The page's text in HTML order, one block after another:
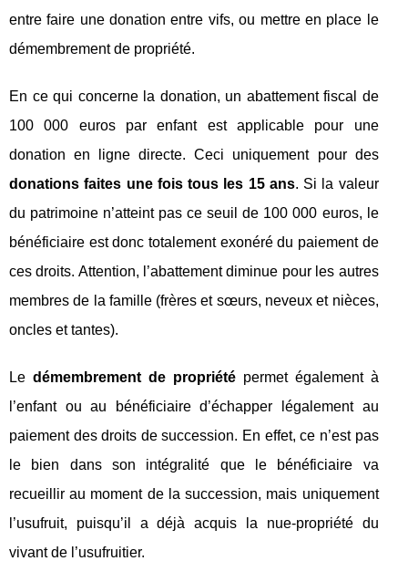
entre faire une donation entre vifs, ou mettre en place le
démembrement de propriété.
En ce qui concerne la donation, un abattement fiscal de
100 000 euros par enfant est applicable pour une
donation en ligne directe. Ceci uniquement pour des
donations faites une fois tous les 15 ans. Si la valeur
du patrimoine n’atteint pas ce seuil de 100 000 euros, le
bénéficiaire est donc totalement exonéré du paiement de
ces droits. Attention, l’abattement diminue pour les autres
membres de la famille (frères et sœurs, neveux et nièces,
oncles et tantes).
Le démembrement de propriétépermet également à
l’enfant ou au bénéficiaire d’échapper légalement au
paiement des droits de succession. En effet, ce n’est pas
le bien dans son intégralité que le bénéficiaire va
recueillir au moment de la succession, mais uniquement
l’usufruit, puisqu’il a déjà acquis la nue-propriété du
vivant de l’usufruitier.